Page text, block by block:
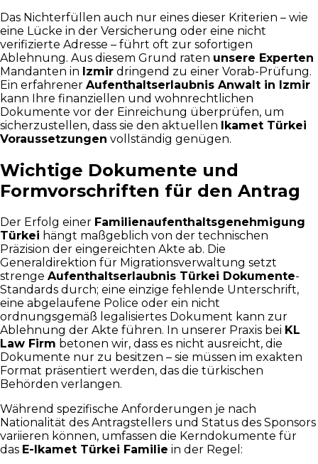
Das Nichterfüllen auch nur eines dieser Kriterien – wie
eine Lücke in der Versicherung oder eine nicht
verifizierte Adresse – führt oft zur sofortigen
Ablehnung. Aus diesem Grund raten unsere Experten
Mandanten in Izmir dringend zu einer Vorab-Prüfung.
Ein erfahrener Aufenthaltserlaubnis Anwalt in Izmir
kann Ihre finanziellen und wohnrechtlichen
Dokumente vor der Einreichung überprüfen, um
sicherzustellen, dass sie den aktuellen Ikamet Türkei
Voraussetzungen vollständig genügen.
Wichtige Dokumente und
Formvorschriften für den Antrag
Der Erfolg einer Familienaufenthaltsgenehmigung
Türkei hängt maßgeblich von der technischen
Präzision der eingereichten Akte ab. Die
Generaldirektion für Migrationsverwaltung setzt
strenge Aufenthaltserlaubnis Türkei Dokumente-
Standards durch; eine einzige fehlende Unterschrift,
eine abgelaufene Police oder ein nicht
ordnungsgemäß legalisiertes Dokument kann zur
Ablehnung der Akte führen. In unserer Praxis bei KL
Law Firm betonen wir, dass es nicht ausreicht, die
Dokumente nur zu besitzen – sie müssen im exakten
Format präsentiert werden, das die türkischen
Behörden verlangen.
Während spezifische Anforderungen je nach
Nationalität des Antragstellers und Status des Sponsors
variieren können, umfassen die Kerndokumente für
das E-Ikamet Türkei Familie in der Regel: